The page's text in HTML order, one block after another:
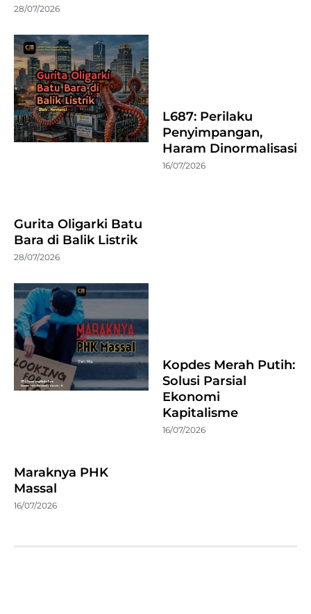
28/07/2026
Gurita Oligarki Batu
Bara di Balik Listrik
28/07/2026
L687: Perilaku
Penyimpangan,
Haram Dinormalisasi
16/07/2026
Maraknya PHK
Massal
16/07/2026
Kopdes Merah Putih:
Solusi Parsial
Ekonomi
Kapitalisme
16/07/2026